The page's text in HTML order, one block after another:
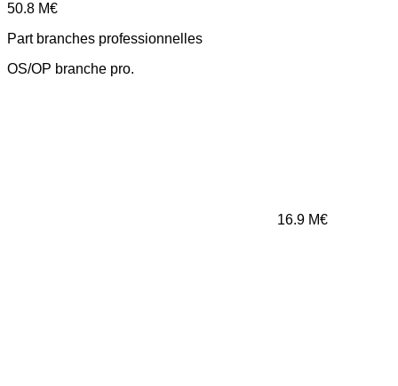
50.8 M€
Part branches professionnelles
OS/OP branche pro.
16.9 M€